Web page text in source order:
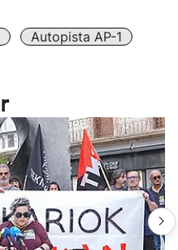
Autopista AP-1